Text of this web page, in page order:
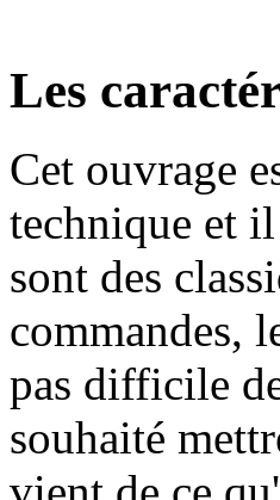
Les
Cet ouvrage
technique et
sont des
commandes,
pas difficile
souhaité